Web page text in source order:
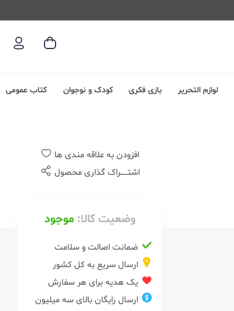
لوازم التحریر بازی فکری کودک و نوجوان کتاب عمومی
افزودن به علاقه مندی ها
اشتــــــراک گذاری محصول
وضعیت کالا: موجود
ضمانت اصالت و سلامت
ارسال سریع به کل کشور
یک هدیه برای هر سفارش
ارسال رایگان بالای سه میلیون